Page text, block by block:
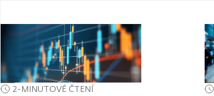
2-MINUTOVÉ ČTENÍ